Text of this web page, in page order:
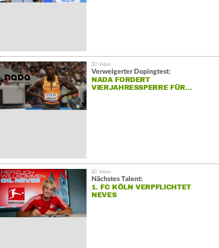
Verweigerter Dopingtest:
NADA FORDERT
VIERJAHRESSPERRE FÜR…
Nächstes Talent:
1. FC KÖLN VERPFLICHTET
NEVES